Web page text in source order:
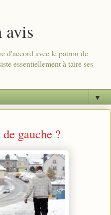
avis
d'accord avec le patron de
essentiellement à taire ses
▼
gauche ?